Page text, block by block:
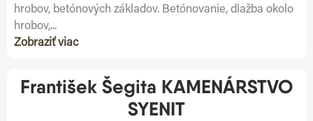
hrobov, betónových základov. Betónovanie, dlažba okolo
hrobov,...
Zobraziť viac
František Šegita KAMENÁRSTVO
SYENIT